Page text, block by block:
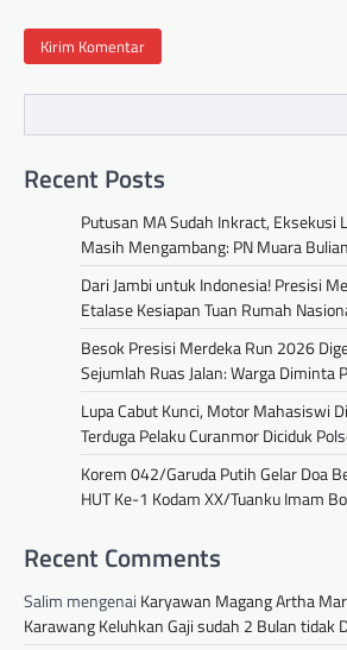
Recent Posts
Putusan MA Sudah Inkract, Eksekusi
Masih Mengambang: PN Muara
Dari Jambi untuk Indonesia! Presisi
Etalase Kesiapan Tuan Rumah
Besok Presisi Merdeka Run 2026
Sejumlah Ruas Jalan: Warga Diminta
Lupa Cabut Kunci, Motor Mahasiswi
Terduga Pelaku Curanmor Diciduk
Korem 042/Garuda Putih Gelar Doa
HUT Ke-1 Kodam XX/Tuanku Imam
Recent Comments
Salim mengenai Karyawan Magang Artha
Karawang Keluhkan Gaji sudah 2 Bulan tidak